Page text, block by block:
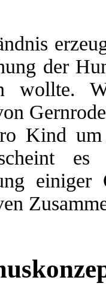
der
wollte.
Kind
es
einiger